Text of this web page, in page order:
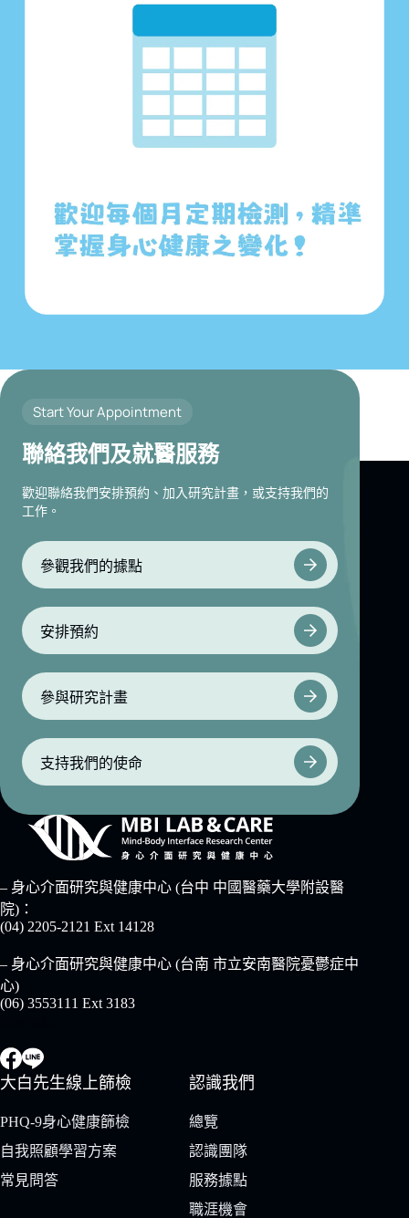
Start Your Appointment
聯絡我們及就醫服務
歡迎聯絡我們安排預約、加入研究計畫，或支持我們的
工作。
參觀我們的據點
安排預約
參與研究計畫
支持我們的使命
– 身心介面研究與健康中心 (台中 中國醫藥大學附設醫
院)：
(04) 2205-2121 Ext 14128
– 身心介面研究與健康中心 (台南 市立安南醫院憂鬱症中
心)
(06) 3553111 Ext 3183
大白先生線上篩檢
PHQ-9身心健康篩檢
自我照顧學習方案
常見問答
認識我們
總覽
認識團隊
服務據點
職涯機會